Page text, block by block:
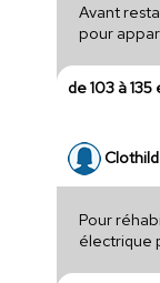
Avant
pour
de 103 à 135
Pour
électrique